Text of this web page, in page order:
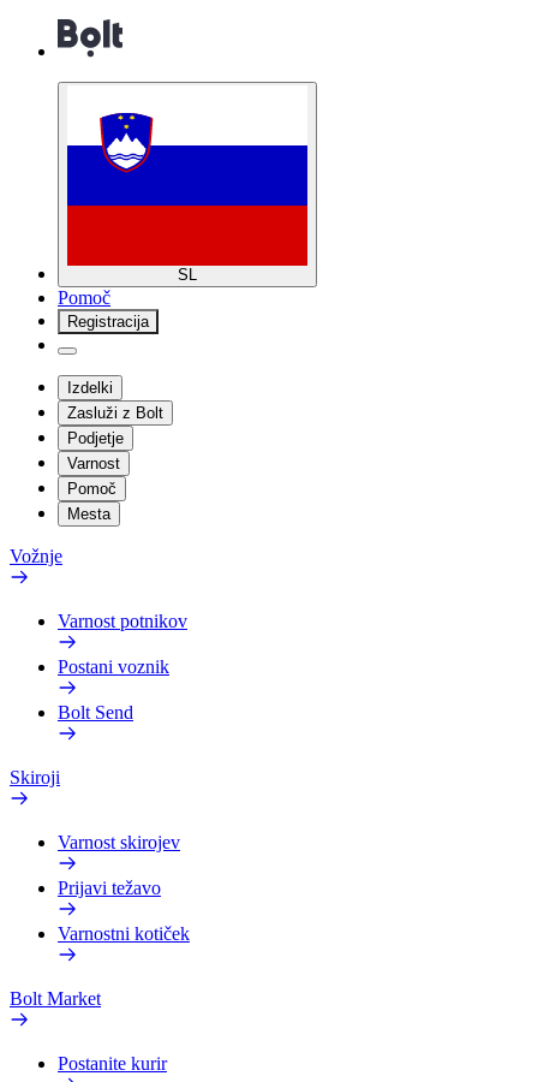
SL
Pomoč
Registracija
Izdelki
Zasluži z Bolt
Podjetje
Varnost
Pomoč
Mesta
Vožnje
Varnost potnikov
Postani voznik
Bolt Send
Skiroji
Varnost skirojev
Prijavi težavo
Varnostni kotiček
Bolt Market
Postanite kurir